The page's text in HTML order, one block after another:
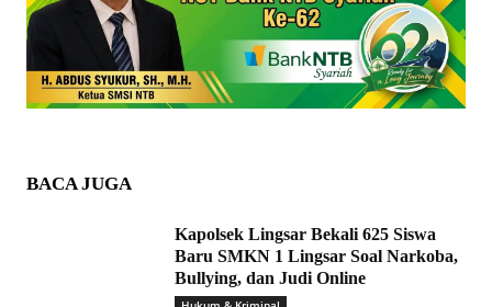
BACA JUGA
Kapolsek Lingsar Bekali 625 Siswa
Baru SMKN 1 Lingsar Soal Narkoba,
Bullying, dan Judi Online